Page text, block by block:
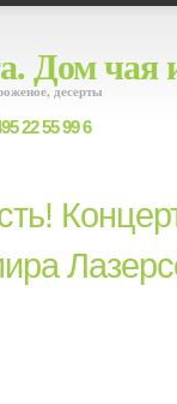
Дом чая
десерты
22 55 99 6